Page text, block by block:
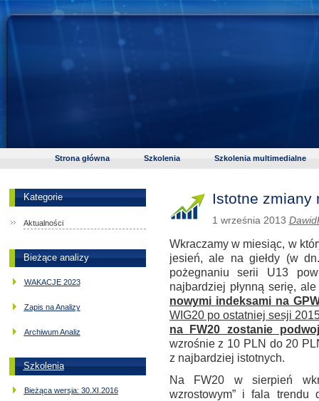
Strona główna Szkolenia Szkolenia multimedialne
Kategorie
Aktualności
Bieżące analizy
WAKACJE 2023
Zapis na Analizy
Archiwum Analiz
Szkolenia
Bieżąca wersja: 30.XI.2016
Istotne zmiany
1 września 2013
Wkraczamy w miesiąc, w
jesień, ale na giełdy (w
pożegnaniu serii U13
najbardziej płynną serię,
nowymi indeksami na
WIG20 po ostatniej sesji
na FW20 zostanie
wzrośnie z 10 PLN do 20
z najbardziej istotnych.
Na FW20 w sierpień
wzrostowym” i fala trendu